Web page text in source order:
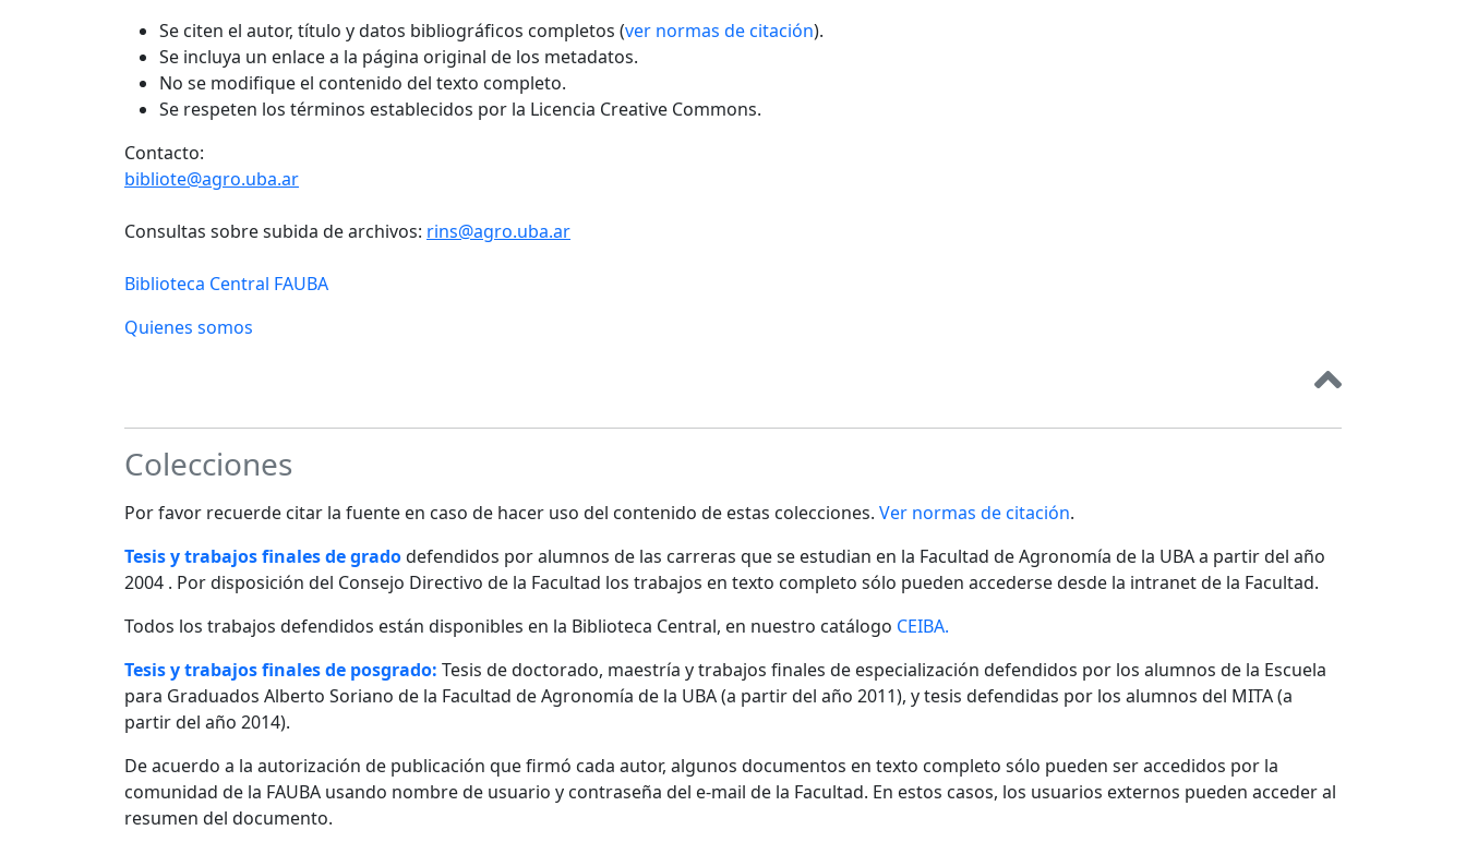
Se citen el autor, título y datos bibliográficos completos (ver normas de citación).
Se incluya un enlace a la página original de los metadatos.
No se modifique el contenido del texto completo.
Se respeten los términos establecidos por la Licencia Creative Commons.
Contacto:
bibliote@agro.uba.ar
Consultas sobre subida de archivos: rins@agro.uba.ar
Biblioteca Central FAUBA
Quienes somos
Colecciones
Por favor recuerde citar la fuente en caso de hacer uso del contenido de estas colecciones. Ver normas de citación.
Tesis y trabajos finales de gradodefendidos por alumnos de las carreras que se estudian en la Facultad de Agronomía de la UBA a partir del año
2004 . Por disposición del Consejo Directivo de la Facultad los trabajos en texto completo sólo pueden accederse desde la intranet de la Facultad.
Todos los trabajos defendidos están disponibles en la Biblioteca Central, en nuestro catálogo CEIBA.
Tesis y trabajos finales de posgrado: Tesis de doctorado, maestría y trabajos finales de especialización defendidos por los alumnos de la Escuela
para Graduados Alberto Soriano de la Facultad de Agronomía de la UBA (a partir del año 2011), y tesis defendidas por los alumnos del MITA (a
partir del año 2014).
De acuerdo a la autorización de publicación que firmó cada autor, algunos documentos en texto completo sólo pueden ser accedidos por la
comunidad de la FAUBA usando nombre de usuario y contraseña del e-mail de la Facultad. En estos casos, los usuarios externos pueden acceder al
resumen del documento.